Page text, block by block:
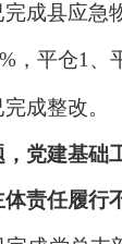
成县应急
，平仓1、
成整改。
党建基础
体责任履